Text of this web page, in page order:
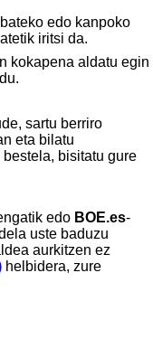
edo kanpoko
iritsi da.
kokapena aldatu egin
sartu berriro
eta bilatu
bisitatu gure
edo BOE.es-
uste baduzu
aurkitzen ez
helbidera, zure